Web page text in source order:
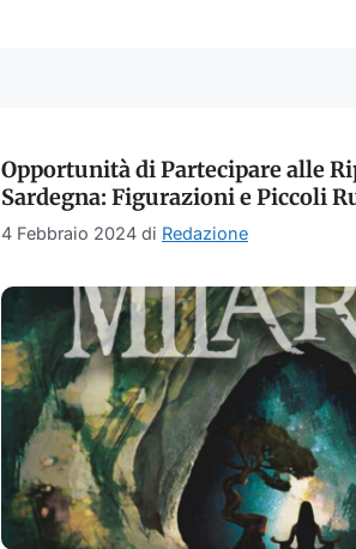
Opportunità di Partecipare alle
Sardegna: Figurazioni e Piccoli
4 Febbraio 2024 di Redazione